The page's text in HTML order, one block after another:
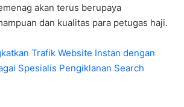
akan terus berupaya
dan kualitas para petugas haji.
Trafik Website Instan dengan
Spesialis Pengiklanan Search